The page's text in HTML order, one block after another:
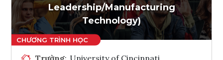
Tham vấn Interlink
Leadership/Manufacturing
Technology)
Trường: University of Cincinnati